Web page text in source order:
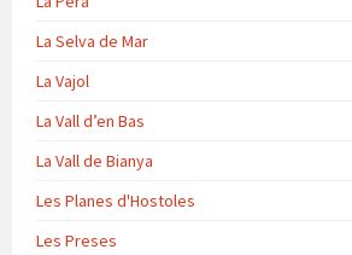
La Selva de Mar
La Vajol
La Vall d’en Bas
La Vall de Bianya
Les Planes d'Hostoles
Les Preses